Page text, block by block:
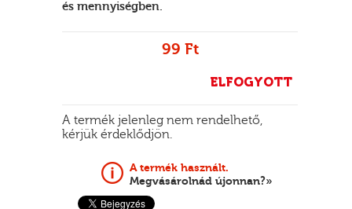
és mennyiségben.
99 Ft
ELFOGYOTT
A termék jelenleg nem rendelhető,
kérjük érdeklődjön.
A termék használt.
Megvásárolnád újonnan?»